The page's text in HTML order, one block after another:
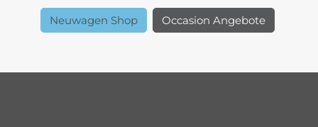
Neuwagen Shop Occasion Angebote